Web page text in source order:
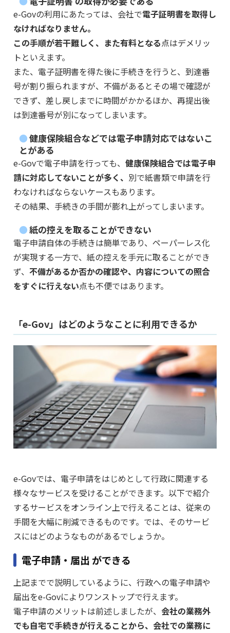
e-Govの利用にあたっては、会社で電子証明書を取得し
なければなりません。
この手順が若干難しく、また有料となる点はデメリッ
トといえます。
また、電子証明書を得た後に手続きを行うと、到達番
号が割り振られますが、不備があるとその場で確認が
できず、差し戻しまでに時間がかかるほか、再提出後
は到達番号が別になってしまいます。
健康保険組合などでは電子申請対応ではないこ
とがある
e-Govで電子申請を行っても、 健康保険組合では電子申
請に対応してないことが多く、 別で紙書類で申請を行
わなければならないケースもあります。
その結果、手続きの手間が膨れ上がってしまいます。
紙の控えを取ることができない
電子申請自体の手続きは簡単であり、ペーパーレス化
が実現する一方で、紙の控えを手元に取ることができ
ず、 不備があるか否かの確認や、内容についての照合
をすぐに行えない点も不便ではあります。
「e-Gov」はどのようなことに利用できるか
e-Govでは、電子申請をはじめとして行政に関連する
様々なサービスを受けることができます。以下で紹介
するサービスをオンライン上で行えることは、従来の
手間を大幅に削減できるものです。では、そのサービ
スにはどのようなものがあるでしょうか。
電子申請・届出 ができる
上記までで説明しているように、行政への電子申請や
届出をe-Govによりワンストップで行えます。
電子申請のメリットは前述しましたが、 会社の業務外
でも自宅で手続きが行えることから、会社での業務に